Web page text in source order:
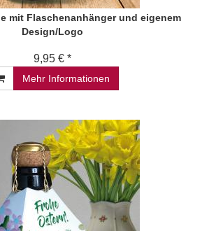
mit Flaschenanhänger und eigenem
Design/Logo
9,95 € *
Mehr Informationen